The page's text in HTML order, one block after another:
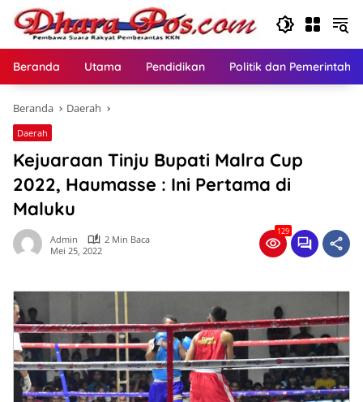
Langsung
konten
Beranda Utama Pendidikan Politik dan
Beranda Daerah
Daerah
Kejuaraan Tinju Bupati Malra Cup
2022, Haumasse : Ini Pertama di
Maluku
Admin
2 Min Baca
Mei 25, 2022
129